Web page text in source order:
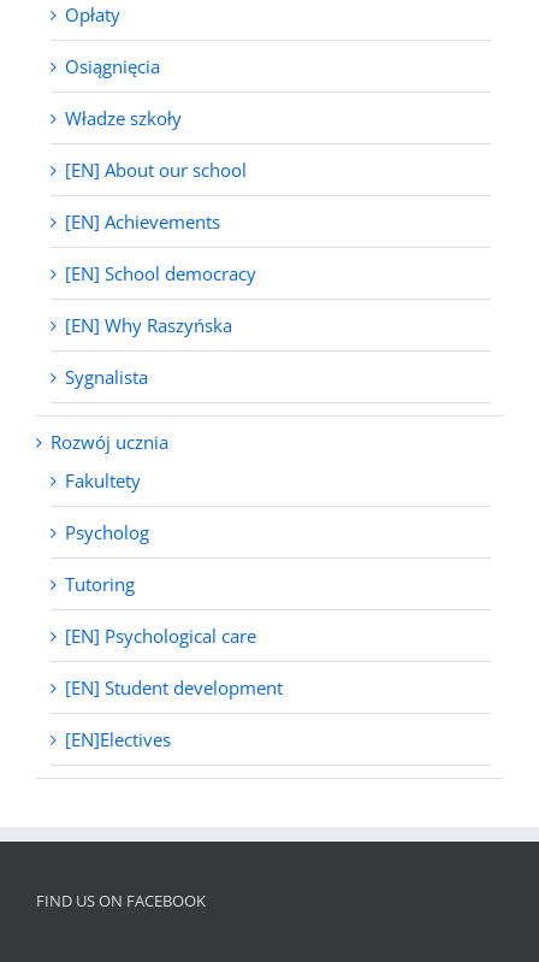
Opłaty
Osiągnięcia
Władze szkoły
[EN] About our school
[EN] Achievements
[EN] School democracy
[EN] Why Raszyńska
Sygnalista
Rozwój ucznia
Fakultety
Psycholog
Tutoring
[EN] Psychological care
[EN] Student development
[EN]Electives
FIND US ON FACEBOOK